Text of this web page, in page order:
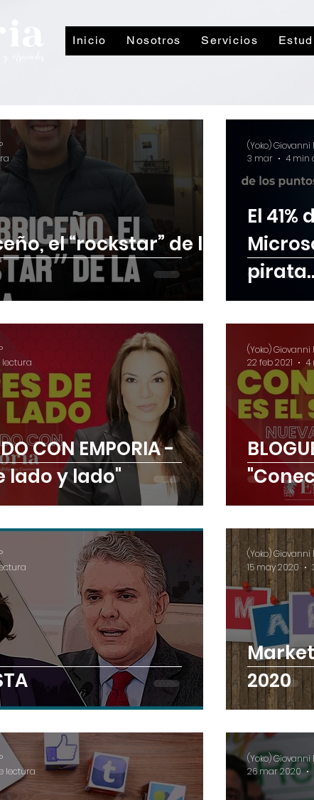
Inicio Nosotros Servicios
el “rockstar” de la
El
(Yoko) Giovanni
3 mar
4 min
CON EMPORIA -
lado y lado"
lectura
(Yoko) Giovanni
22 feb 2021
4
2020
(Yoko) Giovanni
15 may 2020
lectura
(Yoko) Giovanni
26 mar 2020